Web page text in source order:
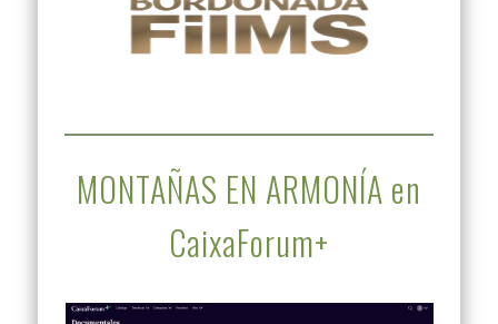
MONTAÑAS EN ARMONÍA en
CaixaForum+